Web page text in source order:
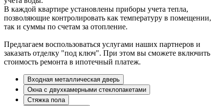
В каждой квартире установлены приборы учета тепла,
позволяющие контролировать как температуру в помещении,
так и суммы по счетам за отопление.
Предлагаем воспользоваться услугами наших партнеров и
заказать отделку "под ключ". При этом вы сможете включить
стоимость ремонта в ипотечный платеж.
Входная металлическая дверь
Окна с двухкамерными стеклопакетами
Стяжка пола